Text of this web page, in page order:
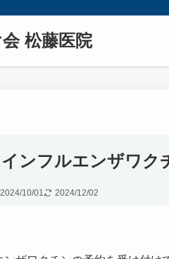
松藤医院
インフルエンザワク
2024/10/01 2024/12/02